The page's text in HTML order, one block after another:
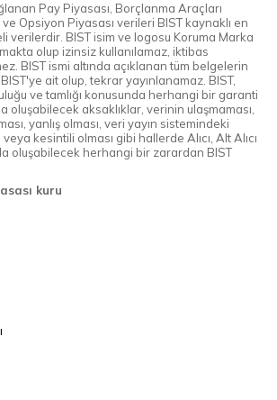
Pay Piyasası, Borçlanma Araçları
ve Opsiyon Piyasası verileri BIST kaynaklı en
verilerdir. BIST isim ve logosu Koruma Marka
olup izinsiz kullanılamaz, iktibas
BIST ismi altında açıklanan tüm belgelerin
ait olup, tekrar yayınlanamaz. BIST,
ve tamlığı konusunda herhangi bir garanti
oluşabilecek aksaklıklar, verinin ulaşmaması,
yanlış olması, veri yayın sistemindeki
kesintili olması gibi hallerde Alıcı, Alt Alıcı
oluşabilecek herhangi bir zarardan BIST
kuru